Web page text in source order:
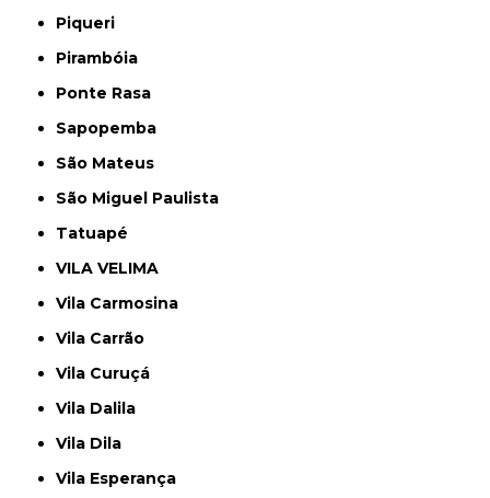
Piqueri
Pirambóia
Ponte Rasa
Sapopemba
São Mateus
São Miguel Paulista
Tatuapé
VILA VELIMA
Vila Carmosina
Vila Carrão
Vila Curuçá
Vila Dalila
Vila Dila
Vila Esperança